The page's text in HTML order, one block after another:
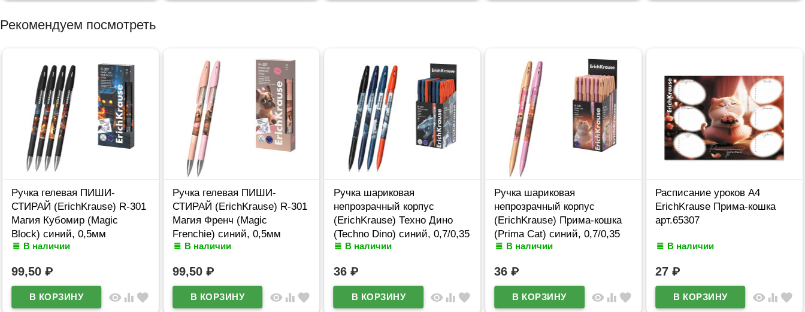
Рекомендуем посмотреть
Ручка гелевая ПИШИ-
СТИРАЙ (ErichKrause) R-301
Магия Кубомир (Magic
Block) синий, 0,5мм
арт.65233
В наличии
99,50 ₽
visibility equalizer favorite
Ручка гелевая ПИШИ-
СТИРАЙ (ErichKrause) R-301
Магия Френч (Magic
Frenchie) синий, 0,5мм
арт.65335
В наличии
99,50 ₽
visibility equalizer favorite
Ручка шариковая
непрозрачный корпус
(ErichKrause) Техно Дино
(Techno Dino) синий, 0,7/0,35
арт.65178 (Ст.50)
В наличии
36 ₽
visibility equalizer favorite
Ручка шариковая
непрозрачный корпус
(ErichKrause) Прима-кошка
(Prima Cat) синий, 0,7/0,35
арт.65352 (Ст.50)
В наличии
36₽
visibility equalizer favorite
Расписание уроков А4
ErichKrause Прима-кошка
арт.65307
В наличии
27₽
visibility equalizer favorite